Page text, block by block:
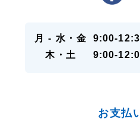
月 - 水・金
9:00-
木・土
9:00-
お支払